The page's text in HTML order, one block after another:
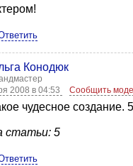
Конодюк
2008 в 04:53
Сообщить
чудесное создание.
статьи: 5